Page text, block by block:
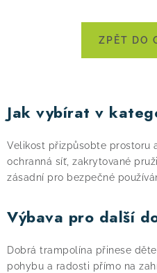
ZPĚT DO
Jak vybírat v
Velikost přizpůsobte prostoru
ochranná síť, zakrytované
zásadní pro bezpečné
Výbava pro další
Dobrá trampolína přinese
pohybu a radosti přímo na